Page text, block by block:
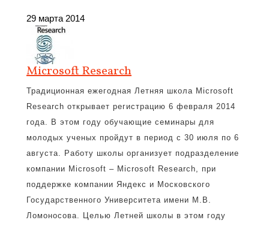
29 марта 2014
Microsoft Research
Традиционная ежегодная Летняя школа Microsoft
Research открывает регистрацию 6 февраля 2014
года. В этом году обучающие семинары для
молодых ученых пройдут в период с 30 июля по 6
августа. Работу школы организует подразделение
компании Microsoft – Microsoft Research, при
поддержке компании Яндекс и Московского
Государственного Университета имени М.В.
Ломоносова. Целью Летней школы в этом году